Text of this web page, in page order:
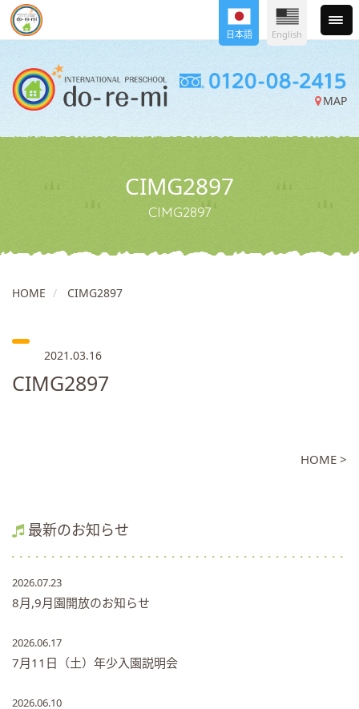
MAP
日本語 English
CIMG2897
CIMG2897
HOME CIMG2897
2021.03.16
CIMG2897
HOME >
最新のお知らせ
2026.07.23
8月,9月園開放のお知らせ
2026.06.17
7月11日（土）年少入園説明会
2026.06.10